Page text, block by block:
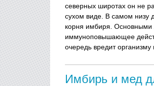
северных широтах он не
сухом виде. В самом низу
корня имбиря. Основными
иммуноповышающее
очередь вредит организму
Имбирь и мед